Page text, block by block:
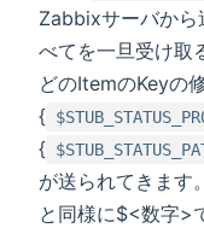
Zabbixサーバか
べてを一旦受け取
どのItemのKeyの
{
{
が送られてきます
と同様に$<数字>